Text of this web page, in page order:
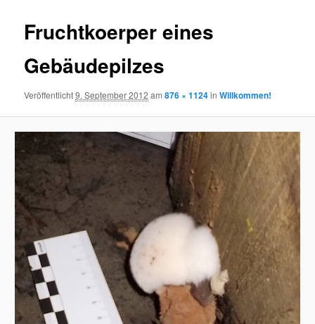
Fruchtkoerper eines
Gebäudepilzes
Veröffentlicht9. September 2012 am876 × 1124inWillkommen!